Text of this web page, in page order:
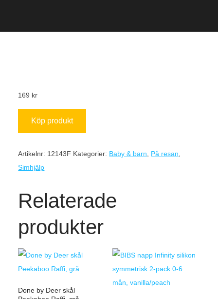
169 kr
Köp produkt
Artikelnr: 12143F Kategorier: Baby & barn På resan
Simhjälp
Relaterade
produkter
Done by Deer skål